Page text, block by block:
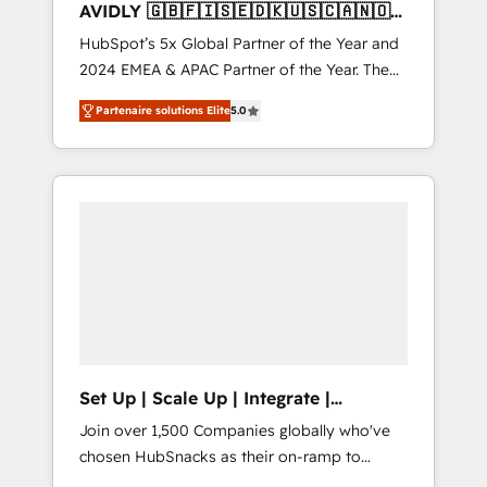
AVIDLY 🇬🇧🇫🇮🇸🇪🇩🇰🇺🇸🇨🇦🇳🇴
🇩🇪🇦🇺🇳🇿
HubSpot’s 5x Global Partner of the Year and
2024 EMEA & APAC Partner of the Year. The
world’s most experienced and fully
accredited HubSpot Solutions Partner. 🚀
With 2,750+ HubSpot projects delivered and
370+ specialists across EMEA, APAC and NAM,
Partenaire solutions Elite5.0
Set Up | Scale Up | Integrate |
HubSnacks FlexPlan
Join over 1,500 Companies globally who've
chosen HubSnacks as their on-ramp to
HubSpot since 2014 Simple pay-as-you-go